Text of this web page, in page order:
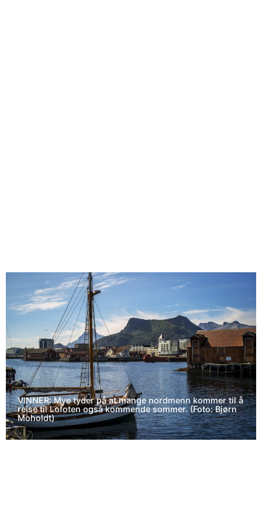
VINNER: Mye tyder på at mange nordmenn kommer til å
reise til Lofoten også kommende sommer. (Foto: Bjørn
Moholdt)